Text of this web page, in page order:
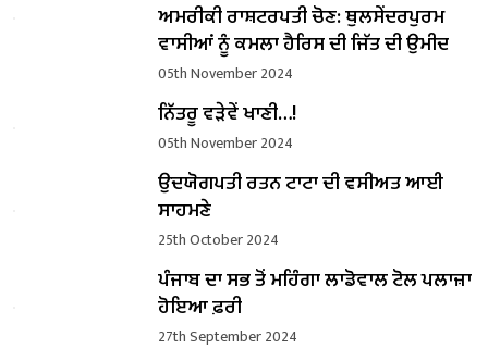
ਅਮਰੀਕੀ ਰਾਸ਼ਟਰਪਤੀ ਚੋਣ: ਥੁਲਸੇਂਦਰਪੁਰਮ
ਵਾਸੀਆਂ ਨੂੰ ਕਮਲਾ ਹੈਰਿਸ ਦੀ ਜਿੱਤ ਦੀ ਉਮੀਦ
05th November 2024
ਨਿੱਤਰੂ ਵੜੇਵੇਂ ਖਾਣੀ…!
05th November 2024
ਉਦਯੋਗਪਤੀ ਰਤਨ ਟਾਟਾ ਦੀ ਵਸੀਅਤ ਆਈ
ਸਾਹਮਣੇ
25th October 2024
ਪੰਜਾਬ ਦਾ ਸਭ ਤੋਂ ਮਹਿੰਗਾ ਲਾਡੋਵਾਲ ਟੋਲ ਪਲਾਜ਼ਾ
ਹੋਇਆ ਫ਼ਰੀ
27th September 2024